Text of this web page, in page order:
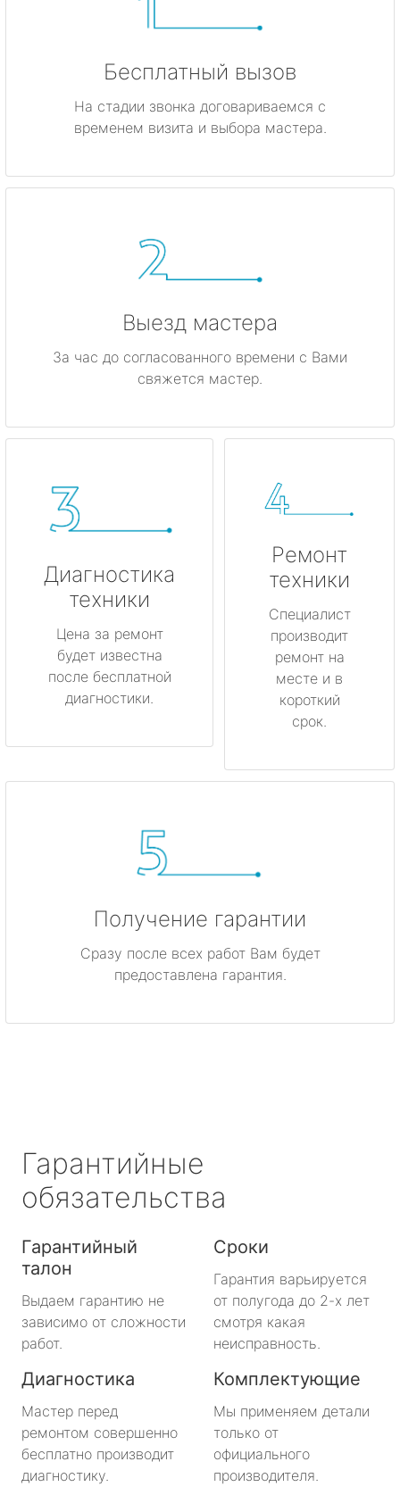
Бесплатный вызов
На стадии звонка договариваемся с
временем визита и выбора мастера.
Выезд мастера
За час до согласованного времени с Вами
свяжется мастер.
Диагностика
техники
Цена за ремонт
будет известна
после бесплатной
диагностики.
Ремонт
техники
Специалист
производит
ремонт на
месте и в
короткий
срок.
Получение гарантии
Сразу после всех работ Вам будет
предоставлена гарантия.
Гарантийные
обязательства
Гарантийный
талон
Выдаем гарантию не
зависимо от сложности
работ.
Сроки
Гарантия варьируется
от полугода до 2-х лет
смотря какая
неисправность.
Диагностика
Мастер перед
ремонтом совершенно
бесплатно производит
диагностику.
Комплектующие
Мы применяем детали
только от
официального
производителя.